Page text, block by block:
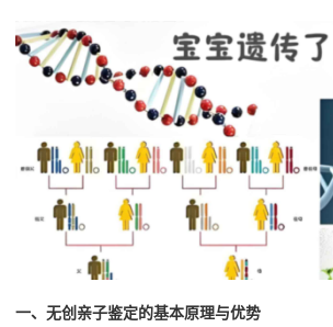
规范！哈尔滨正规亲子鉴定中心超全一览（附2026年度鉴定地址）
一、无创亲子鉴定的基本原理与优势